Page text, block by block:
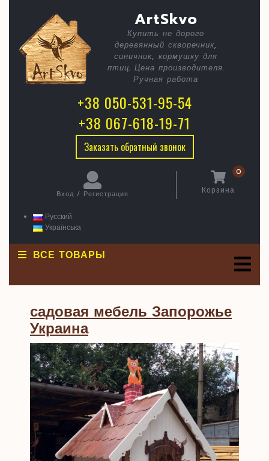
ArtSkvoсадовая
мебель
Украина
Купить не дорого
деревянный скворечник,
синичник, кормушку для
птиц. Цена производителя.
Ручная работа
+38 050-531-95-54
+38 067-618-19-71
Заказать обратный звонок
Вход / Регистрация
Корзина
0
Русский
Українська
ВСЕ ТОВАРЫ
садовая мебель Запорожье
Украинасадовая
мебель
Запорожье
Украина